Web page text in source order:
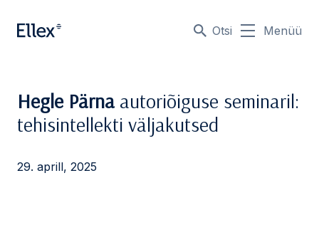
Otsi Menüü
Hegle Pärna autoriõiguse seminaril:
tehisintellekti väljakutsed
29. aprill, 2025